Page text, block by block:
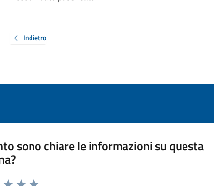
Indietro
sono chiare le informazioni su questa
1 a 5 stelle la pagina